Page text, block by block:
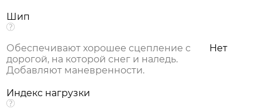
Шип
Обеспечивают хорошее сцепление с
дорогой, на которой снег и наледь.
Добавляют маневренности.
Нет
Индекс нагрузки